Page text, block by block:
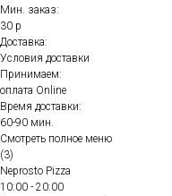
Мин. заказ:
30 р
Доставка:
Условия доставки
Принимаем:
оплата Online
Время доставки:
60-90 мин.
Смотреть полное меню
(3)
Neprosto Pizza
10:00 - 20:00